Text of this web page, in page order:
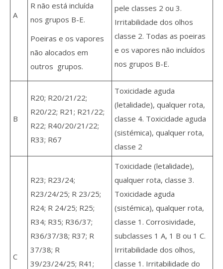
A
R não está incluída
nos grupos B-E.
Poeiras e os vapores
não alocados em
outros grupos.
pele classes 2 ou 3.
Irritabilidade dos olhos
classe 2. Todas as poeiras
e os vapores não incluídos
nos grupos B-E.
B
R20; R20/21/22;
R20/22; R21; R21/22;
R22; R40/20/21/22;
R33; R67
Toxicidade aguda
(letalidade), qualquer rota,
classe 4. Toxicidade aguda
(sistémica), qualquer rota,
classe 2
C
R23; R23/24;
R23/24/25; R 23/25;
R24; R 24/25; R25;
R34; R35; R36/37;
R36/37/38; R37; R
37/38; R
39/23/24/25; R41;
Toxicidade (letalidade),
qualquer rota, classe 3.
Toxicidade aguda
(sistémica), qualquer rota,
classe 1. Corrosividade,
subclasses 1 A, 1 B ou 1 C.
Irritabilidade dos olhos,
classe 1. Irritabilidade do